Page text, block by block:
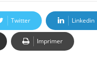
Twitter Linkedin
Imprimer